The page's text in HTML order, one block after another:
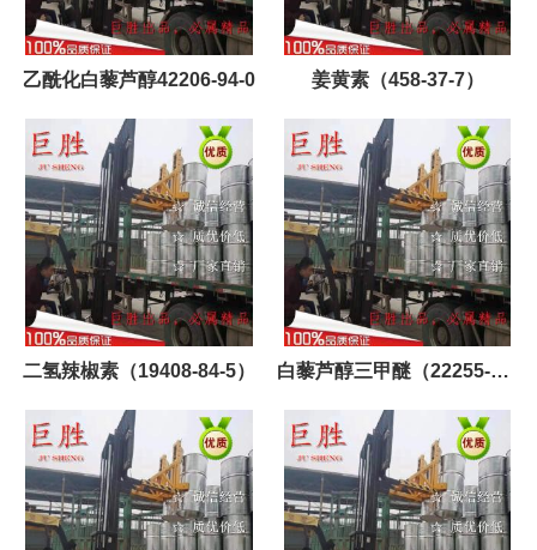
乙酰化白藜芦醇42206-94-0 姜黄素（458-37-7）
二氢辣椒素（19408-84-5） 白藜芦醇三甲醚（22255-22-
7）